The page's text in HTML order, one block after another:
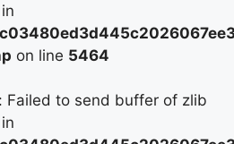
on line 5464
Failed to send buffer of zlib